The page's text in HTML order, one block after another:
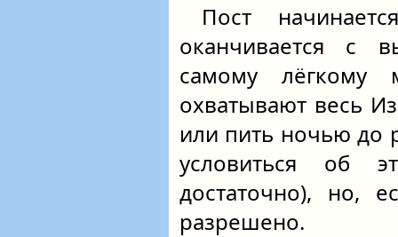
Пост
оканчивается с
самому
охватывают весь
или пить ночью до
условиться об
достаточно), но,
разрешено.